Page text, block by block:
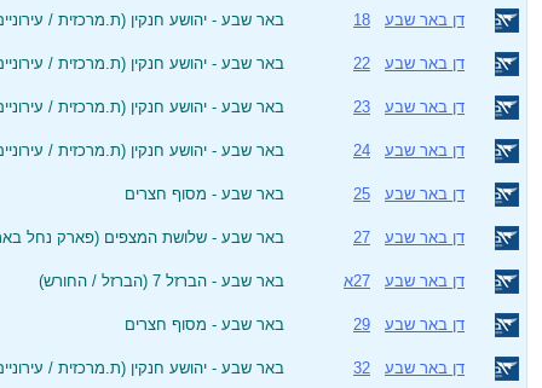
דן באר שבע 18 באר שבע - יהושע חנקין (ת.מרכזית /
דן באר שבע 22 באר שבע - יהושע חנקין (ת.מרכזית /
דן באר שבע 23 באר שבע - יהושע חנקין (ת.מרכזית /
דן באר שבע 24 באר שבע - יהושע חנקין (ת.מרכזית /
דן באר שבע 25 באר שבע - מסוף חצרים
דן באר שבע 27 באר שבע - שלושת המצפים (פארק נחל
דן באר שבע 27א באר שבע - הברזל 7 (הברזל / החורש)
דן באר שבע 29 באר שבע - מסוף חצרים
דן באר שבע 32 באר שבע - יהושע חנקין (ת.מרכזית /